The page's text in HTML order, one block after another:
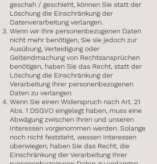
geschah / geschieht, können Sie statt der
Löschung die Einschränkung der
Datenverarbeitung verlangen.
Wenn wir Ihre personenbezogenen Daten
nicht mehr benötigen, Sie sie jedoch zur
Ausübung, Verteidigung oder
Geltendmachung von Rechtsansprüchen
benötigen, haben Sie das Recht, statt der
Löschung die Einschränkung der
Verarbeitung Ihrer personenbezogenen
Daten zu verlangen.
Wenn Sie einen Widerspruch nach Art. 21
Abs. 1 DSGVO eingelegt haben, muss eine
Abwägung zwischen Ihren und unseren
Interessen vorgenommen werden. Solange
noch nicht feststeht, wessen Interessen
überwiegen, haben Sie das Recht, die
Einschränkung der Verarbeitung Ihrer